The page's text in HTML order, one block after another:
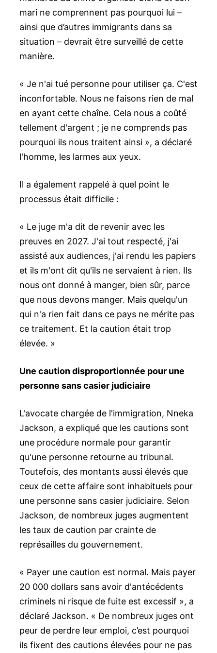
mari ne comprennent pas pourquoi lui –
ainsi que d’autres immigrants dans sa
situation – devrait être surveillé de cette
manière.
« Je n'ai tué personne pour utiliser ça. C'est
inconfortable. Nous ne faisons rien de mal
en ayant cette chaîne. Cela nous a coûté
tellement d'argent ; je ne comprends pas
pourquoi ils nous traitent ainsi », a déclaré
l'homme, les larmes aux yeux.
Il a également rappelé à quel point le
processus était difficile :
« Le juge m'a dit de revenir avec les
preuves en 2027. J'ai tout respecté, j'ai
assisté aux audiences, j'ai rendu les papiers
et ils m'ont dit qu'ils ne servaient à rien. Ils
nous ont donné à manger, bien sûr, parce
que nous devons manger. Mais quelqu'un
qui n'a rien fait dans ce pays ne mérite pas
ce traitement. Et la caution était trop
élevée. »
Une caution disproportionnée pour une
personne sans casier judiciaire
L'avocate chargée de l'immigration, Nneka
Jackson, a expliqué que les cautions sont
une procédure normale pour garantir
qu'une personne retourne au tribunal.
Toutefois, des montants aussi élevés que
ceux de cette affaire sont inhabituels pour
une personne sans casier judiciaire. Selon
Jackson, de nombreux juges augmentent
les taux de caution par crainte de
représailles du gouvernement.
« Payer une caution est normal. Mais payer
20 000 dollars sans avoir d'antécédents
criminels ni risque de fuite est excessif », a
déclaré Jackson. « De nombreux juges ont
peur de perdre leur emploi, c’est pourquoi
ils fixent des cautions élevées pour ne pas